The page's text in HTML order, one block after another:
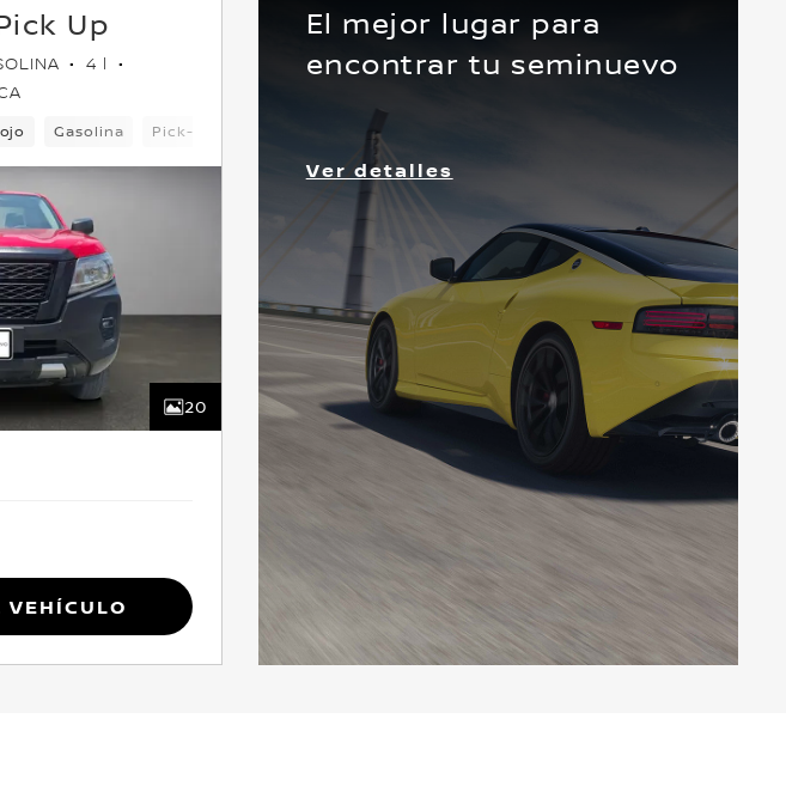
Up
4 l
Gasolina Pick-up
20
vehículo
El mejor lugar para
encontrar tu seminuevo
Ver detalles